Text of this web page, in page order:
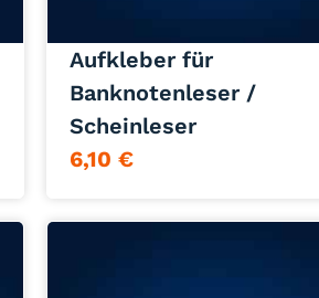
Aufkleber für
Banknotenleser /
Scheinleser
6,10 €